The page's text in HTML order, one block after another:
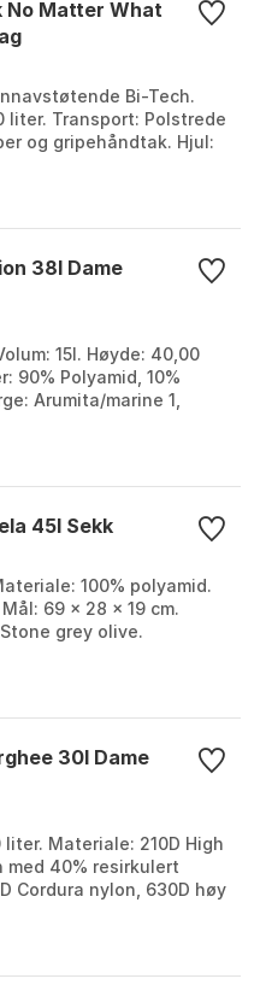
svært tung last. Stoff
er en
i denne
fungerer den godt i
og til
velg riktig rygglengde
No Matter What
Bi-Tech.
liter. Transport: Polstrede
og gripehåndtak. Hjul:
38l Dame
15l. Høyde: 40,00
90% Polyamid, 10%
Arumita/marine 1,
45l Sekk
100% polyamid.
69 x 28 x 19 cm.
grey olive.
30l Dame
Materiale: 210D High
med 40% resirkulert
Cordura nylon, 630D høy